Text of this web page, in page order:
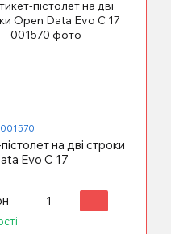
на дві строки
Evo C 17